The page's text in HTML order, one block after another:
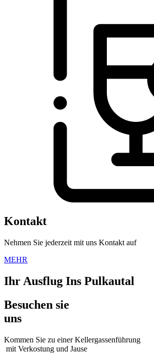
Kontakt
Nehmen Sie jederzeit mit uns Kontakt auf
MEHR
Ihr Ausflug Ins Pulkautal
Besuchen sie
uns
Kommen Sie zu einer Kellergassenführung
mit Verkostung und Jause